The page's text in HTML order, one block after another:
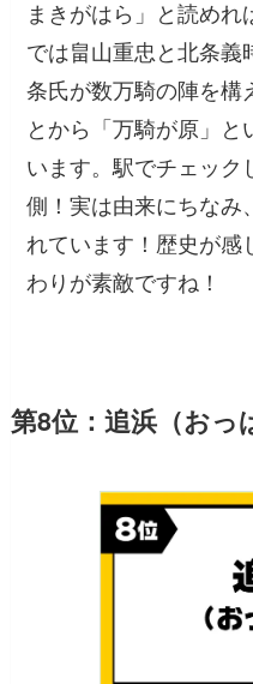
まきがはら」と読め
では畠山重忠と北条
条氏が数万騎の陣を構
とから「万騎が原」
います。駅でチェック
側！実は由来にちなみ
れています！歴史が
わりが素敵ですね！
第8位：追浜（おっ